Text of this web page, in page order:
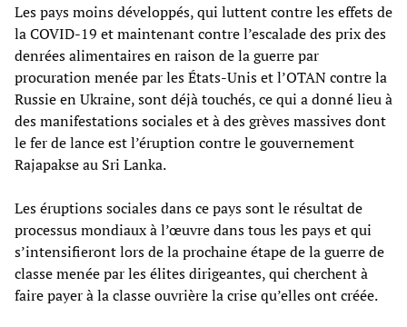
Les pays moins développés, qui luttent contre les effets de
la COVID-19 et maintenant contre l’escalade des prix des
denrées alimentaires en raison de la guerre par
procuration menée par les États-Unis et l’OTAN contre la
Russie en Ukraine, sont déjà touchés, ce qui a donné lieu à
des manifestations sociales et à des grèves massives dont
le fer de lance est l’éruption contre le gouvernement
Rajapakse au Sri Lanka.
Les éruptions sociales dans ce pays sont le résultat de
processus mondiaux à l’œuvre dans tous les pays et qui
s’intensifieront lors de la prochaine étape de la guerre de
classe menée par les élites dirigeantes, qui cherchent à
faire payer à la classe ouvrière la crise qu’elles ont créée.